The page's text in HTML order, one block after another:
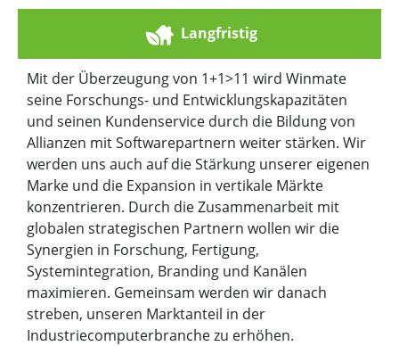
Langfristig
Mit der Überzeugung von 1+1>11 wird Winmate
seine Forschungs- und Entwicklungskapazitäten
und seinen Kundenservice durch die Bildung von
Allianzen mit Softwarepartnern weiter stärken. Wir
werden uns auch auf die Stärkung unserer eigenen
Marke und die Expansion in vertikale Märkte
konzentrieren. Durch die Zusammenarbeit mit
globalen strategischen Partnern wollen wir die
Synergien in Forschung, Fertigung,
Systemintegration, Branding und Kanälen
maximieren. Gemeinsam werden wir danach
streben, unseren Marktanteil in der
Industriecomputerbranche zu erhöhen.